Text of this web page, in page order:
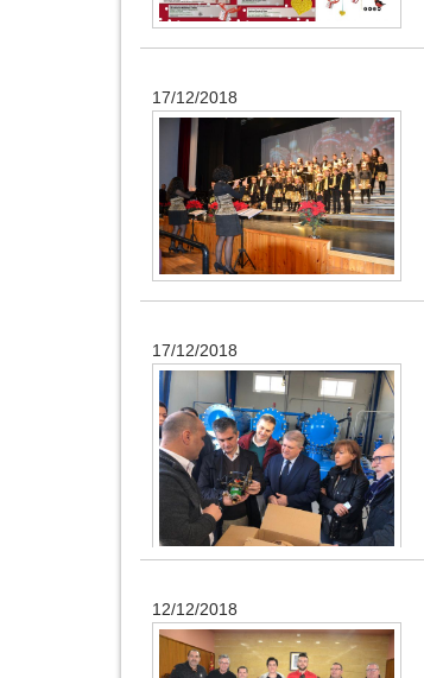
17/12/2018
17/12/2018
12/12/2018